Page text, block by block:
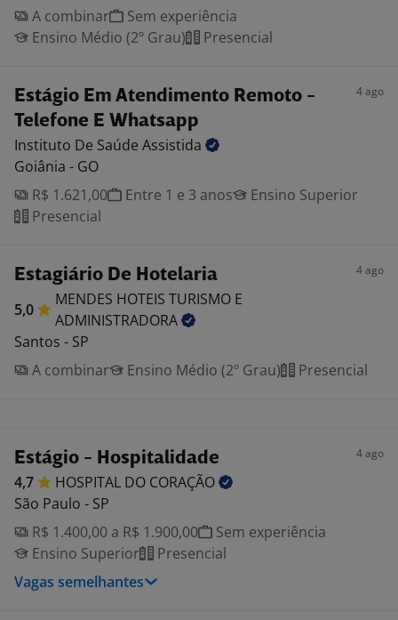
A combinar
Sem experiência
Ensino Médio (2º Grau)
Presencial
Estágio Em Atendimento Remoto -
Telefone E Whatsapp
4 ago
Instituto De Saúde Assistida
Goiânia - GO
R$ 1.621,00
Entre 1 e 3 anos
Ensino Superior
Presencial
Estagiário De Hotelaria 4 ago
5,0
MENDES HOTEIS TURISMO E
ADMINISTRADORA
Santos - SP
A combinar
Ensino Médio (2º Grau) Presencial
Estágio - Hospitalidade 4 ago
4,7 HOSPITAL DO CORAÇÃO
São Paulo - SP
R$ 1.400,00 a R$ 1.900,00
Sem experiência
Ensino Superior
Presencial
Vagas semelhantes